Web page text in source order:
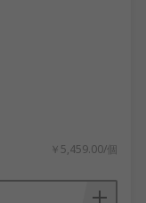
￥5,459.00/個